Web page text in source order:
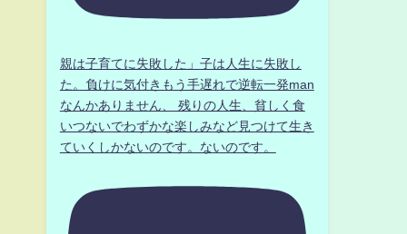
親は子育てに失敗した」子は人生に失敗し
た。負けに気付きもう手遅れで逆転一発man
なんかありません、 残りの人生、貧しく食
いつないでわずかな楽しみなど見つけて生き
ていくしかないのです。ないのです。